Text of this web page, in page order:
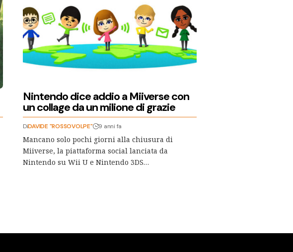
Nintendo dice addio a Miiverse con
un collage da un milione di grazie
DiDAVIDE "ROSSOVOLPE" 9 anni fa
Mancano solo pochi giorni alla chiusura di
Miiverse, la piattaforma social lanciata da
Nintendo su Wii U e Nintendo 3DS…